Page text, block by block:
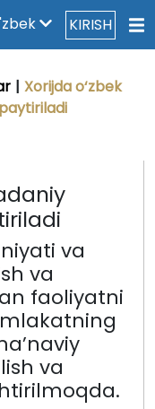
KIRISH
| Xorijda o‘zbek
va
va
faoliyatni
va